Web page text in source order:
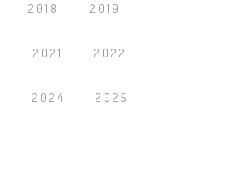
2018 2019
2021 2022
2024 2025